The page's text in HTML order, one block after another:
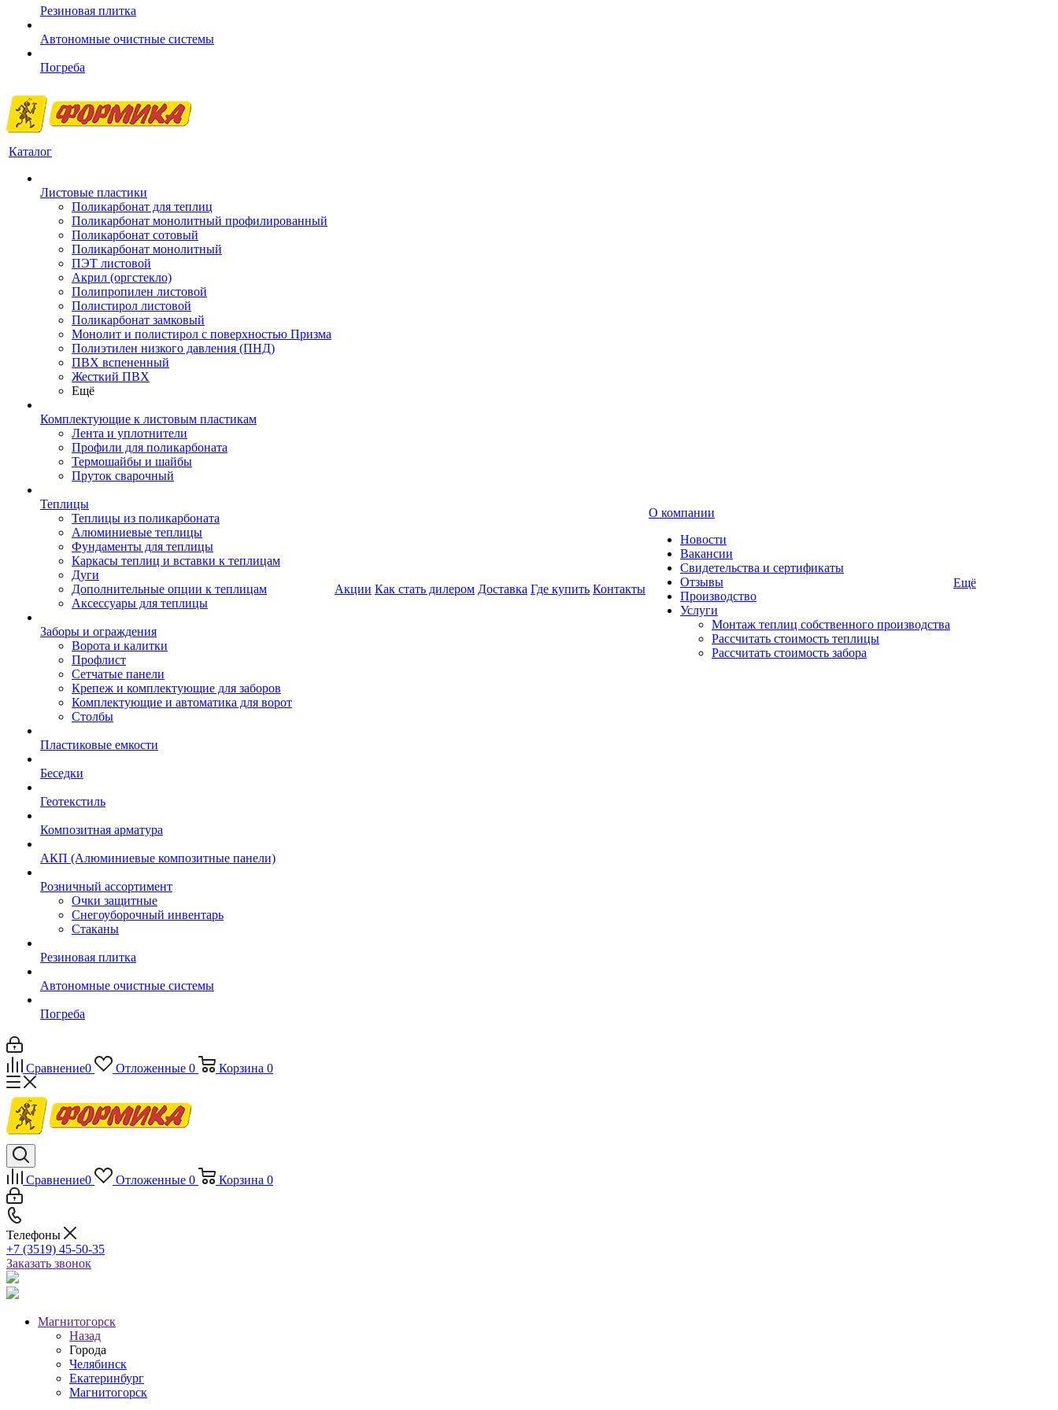
Резиновая плитка
Автономные очистные системы
Погреба
Каталог
Листовые пластики
Поликарбонат для теплиц
Поликарбонат монолитный профилированный
Поликарбонат сотовый
Поликарбонат монолитный
ПЭТ листовой
Акрил (оргстекло)
Полипропилен листовой
Полистирол листовой
Поликарбонат замковый
Монолит и полистирол с поверхностью Призма
Полиэтилен низкого давления (ПНД)
ПВХ вспененный
Жесткий ПВХ
Ещё
Комплектующие к листовым пластикам
Лента и уплотнители
Профили для поликарбоната
Термошайбы и шайбы
Пруток сварочный
Теплицы
Теплицы из поликарбоната
Алюминиевые теплицы
Фундаменты для теплицы
Каркасы теплиц и вставки к теплицам
Дуги
Дополнительные опции к теплицам
Аксессуары для теплицы
Заборы и ограждения
Ворота и калитки
Профлист
Сетчатые панели
Крепеж и комплектующие для заборов
Комплектующие и автоматика для ворот
Столбы
Пластиковые емкости
Беседки
Геотекстиль
Композитная арматура
АКП (Алюминиевые композитные панели)
Розничный ассортимент
Очки защитные
Снегоуборочный инвентарь
Стаканы
Резиновая плитка
Автономные очистные системы
Погреба
Акции Как стать дилером Доставка Где купить Контакты
О компании
Новости
Вакансии
Свидетельства и сертификаты
Отзывы
Производство
Услуги
Монтаж теплиц собственного производства
Рассчитать стоимость теплицы
Рассчитать стоимость забора
Ещё
Сравнение0 Отложенные 0 Корзина 0
Сравнение0 Отложенные 0 Корзина 0
Телефоны
+7 (3519) 45-50-35
Заказать звонок
Магнитогорск
Назад
Города
Челябинск
Екатеринбург
Магнитогорск